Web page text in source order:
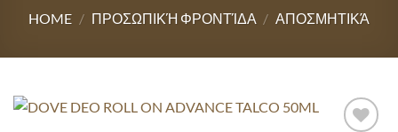
HOME / ΠΡΟΣΩΠΙΚΉ ΦΡΟΝΤΊΔΑ / ΑΠΟΣΜΗΤΙΚΆ